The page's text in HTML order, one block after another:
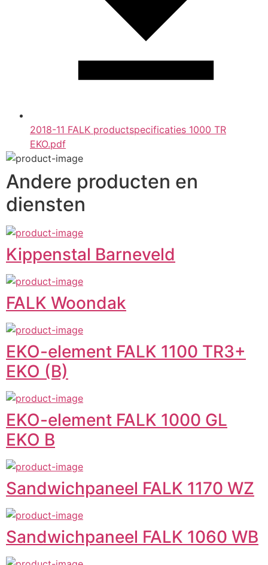
2018-11 FALK productspecificaties 1000 TR
EKO.pdf
Andere producten en
diensten
Kippenstal Barneveld
FALK Woondak
EKO-element FALK 1100 TR3+
EKO (B)
EKO-element FALK 1000 GL
EKO B
Sandwichpaneel FALK 1170 WZ
Sandwichpaneel FALK 1060 WB